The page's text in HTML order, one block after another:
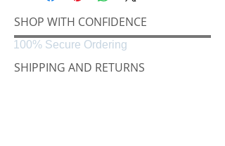
SHOP WITH CONFIDENCE
SHIPPING AND RETURNS
100% Secure Ordering